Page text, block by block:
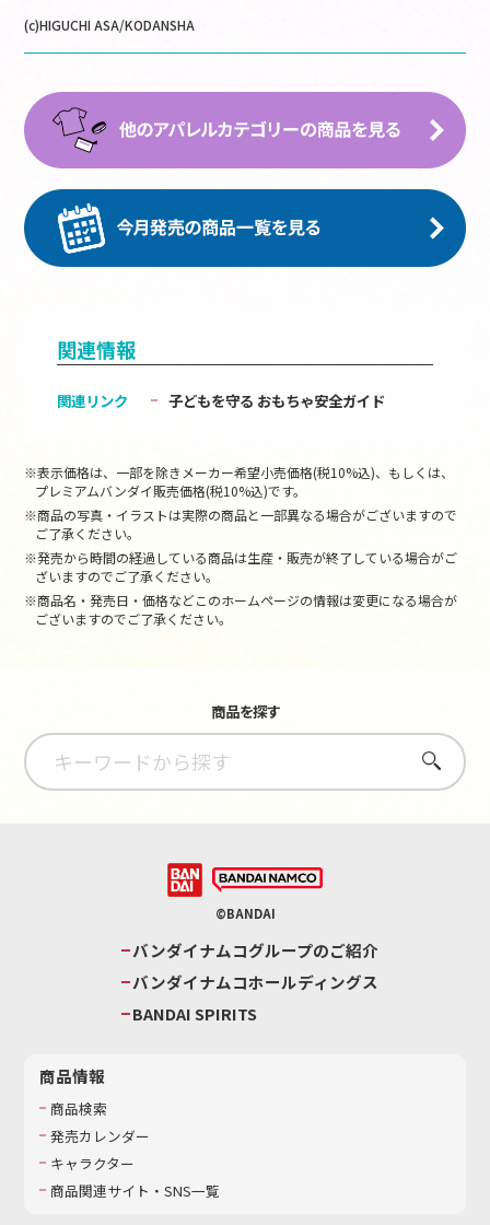
(c)HIGUCHI ASA/KODANSHA
関連情報
関連リンク 子どもを守る おもちゃ安全ガイド
※表示価格は、一部を除きメーカー希望小売価格(税10%込)、もしくは、
プレミアムバンダイ販売価格(税10%込)です。
※商品の写真・イラストは実際の商品と一部異なる場合がございますので
ご了承ください。
※発売から時間の経過している商品は生産・販売が終了している場合がご
ざいますのでご了承ください。
※商品名・発売日・価格などこのホームページの情報は変更になる場合が
ございますのでご了承ください。
商品を探す
さがす
©BANDAI
バンダイナムコグループのご紹介
バンダイナムコホールディングス
BANDAI SPIRITS
商品情報
商品検索
発売カレンダー
キャラクター
商品関連サイト・SNS一覧